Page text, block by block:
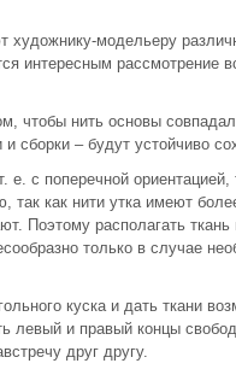
художнику-модельеру
интересным рассмотрение
чтобы нить основы
и сборки – будут устойчиво
е. с поперечной
так как нити утка имеют
Поэтому располагать
только в случае
куска и дать ткани
левый и правый концы
друг другу.